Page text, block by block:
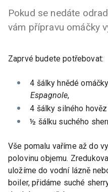
Pokud se nedáte
vám přípravu omáčky
Zaprvé budete potřebovat:
4 šálky hnědé
Espagnole,
4 šálky silného
½ šálku suchého
Vše pomalu vaříme až do
polovinu objemu.
uložíme do vodní lázně
boiler, přidáme suché